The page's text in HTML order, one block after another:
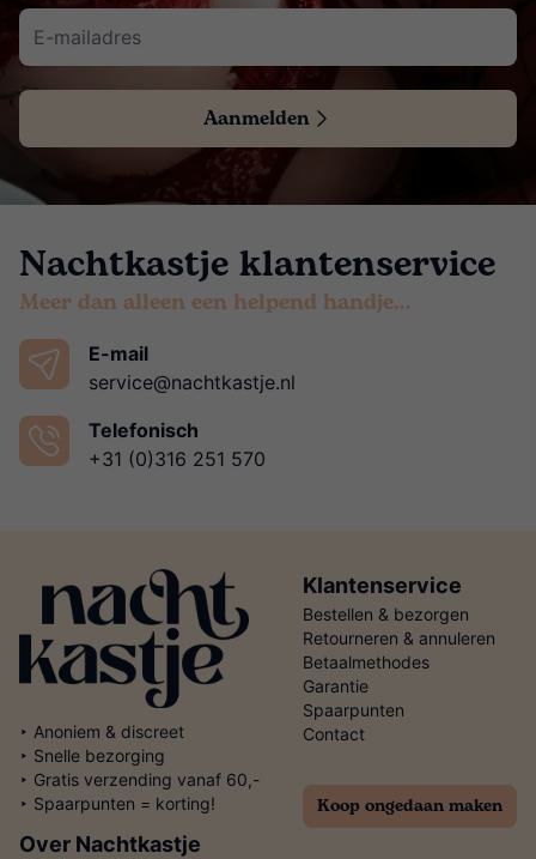
Aanmelden
Nachtkastje klantenservice
Meer dan alleen een helpend handje…
E-mail
service@nachtkastje.nl
Telefonisch
+31 (0)316 251 570
‣ Anoniem & discreet
‣ Snelle bezorging
‣ Gratis verzending vanaf 60,-
‣ Spaarpunten = korting!
Klantenservice
Bestellen & bezorgen
Retourneren & annuleren
Betaalmethodes
Garantie
Spaarpunten
Contact
Koop ongedaan maken
Over Nachtkastje